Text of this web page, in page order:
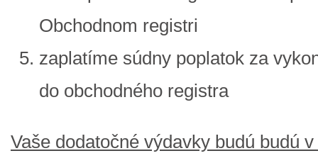
Obchodnom registri
zaplatíme súdny poplatok za
do obchodného registra
Vaše dodatočné výdavky budú budú